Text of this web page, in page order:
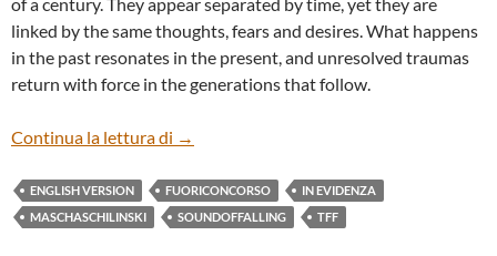
linked by the same thoughts, fears and desires. What happens
in the past resonates in the present, and unresolved traumas
return with force in the generations that follow.
Continua la lettura di “SOUND OF FALLING” BY MASCHA
→
ENGLISH VERSION FUORICONCORSO
IN EVIDENZA
MASCHASCHILINSKI
SOUNDOFFALLING TFF